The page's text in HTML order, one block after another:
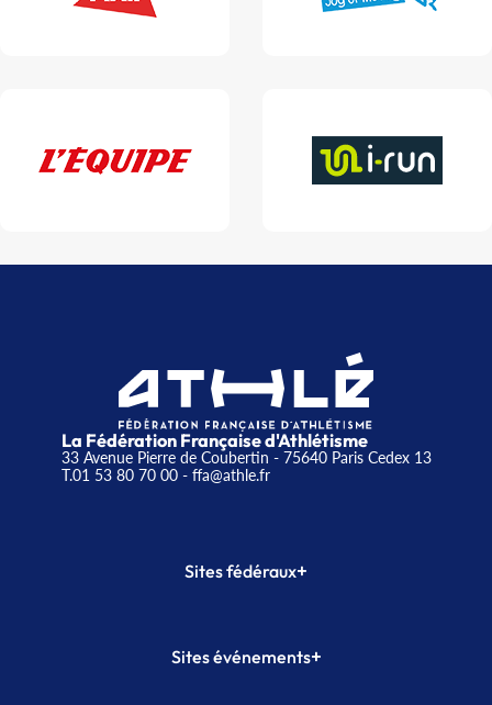
La Fédération Française d'Athlétisme
33 Avenue Pierre de Coubertin - 75640 Paris Cedex 13
T.01 53 80 70 00- ffa@athle.fr
Sites fédéraux+
Plateforme Formation
Sites événements+